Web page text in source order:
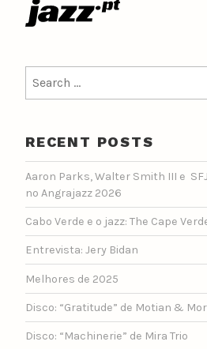
for:
RECENT POSTS
Aaron Parks, Walter Smith III e
no Angrajazz 2026
Cabo Verde e o jazz: The Cape
Entrevista: Jery Bidan
Melhores de 2025
Disco: “Gratitude” de Motian &
Disco: “Machinerie” de Mira Trio